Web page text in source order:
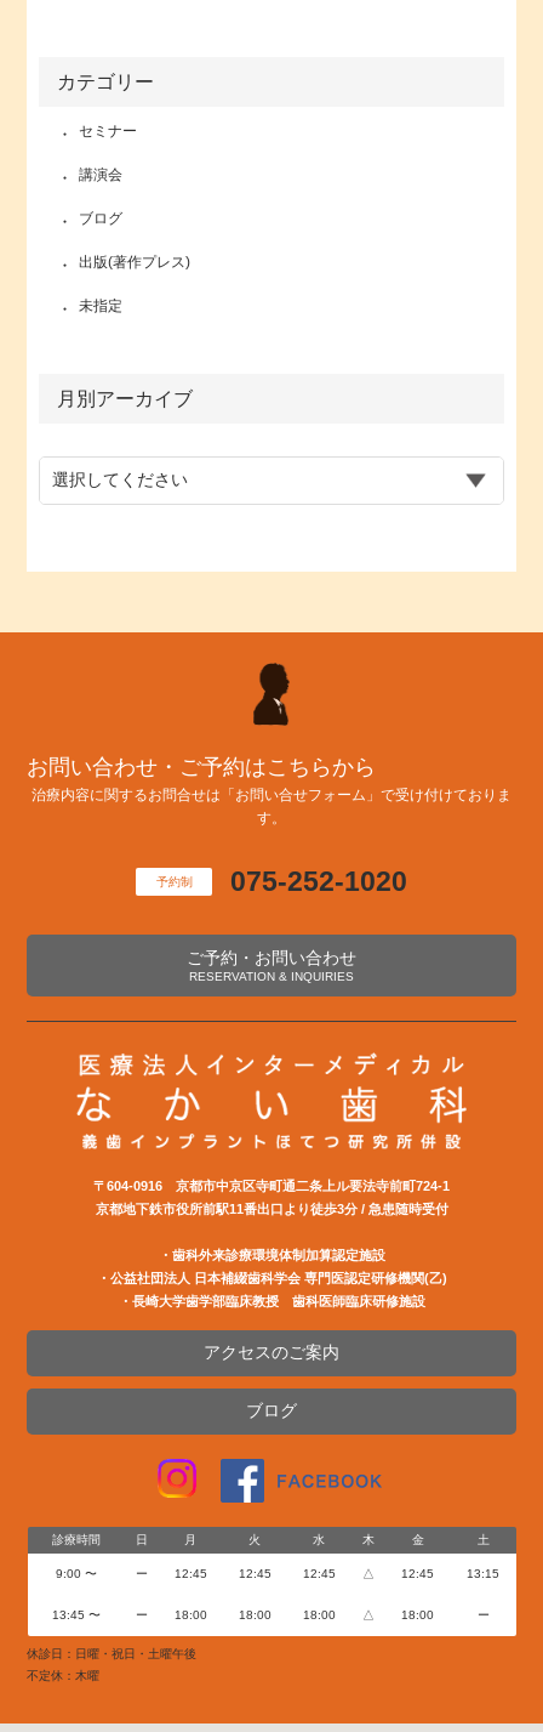
カテゴリー
セミナー
講演会
ブログ
出版(著作プレス)
未指定
月別アーカイブ
お問い合わせ・ご予約はこちらから
治療内容に関するお問合せは「お問い合せフォーム」で受け付けておりま
す。
予約制 075-252-1020
ご予約・お問い合わせ
RESERVATION & INQUIRIES
〒604-0916 京都市中京区寺町通二条上ル要法寺前町724-1
京都地下鉄市役所前駅11番出口より徒歩3分 / 急患随時受付
・歯科外来診療環境体制加算認定施設
・公益社団法⼈ ⽇本補綴⻭科学会 専⾨医認定研修機関(⼄)
・長崎大学歯学部臨床教授 歯科医師臨床研修施設
アクセスのご案内
ブログ
診療時間 日 月 火 水 木 金 土
9:00 〜 ー 12:45 12:45 12:45 △ 12:45 13:15
13:45 〜 ー 18:00 18:00 18:00 △ 18:00 ー
休診日：日曜・祝日・土曜午後
不定休：木曜